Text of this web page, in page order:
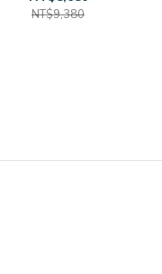
黑色 M990BS3
NT$9,380